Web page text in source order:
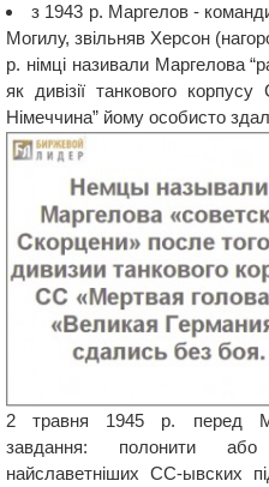
з 1943 р. Маргелов -
Могилу, звільняв Херсон
р. німці називали Маргелова
як дивізії танкового
Німеччина” йому особисто
2 травня 1945 р. перед
завдання: полонити
найславетніших СС-ывских